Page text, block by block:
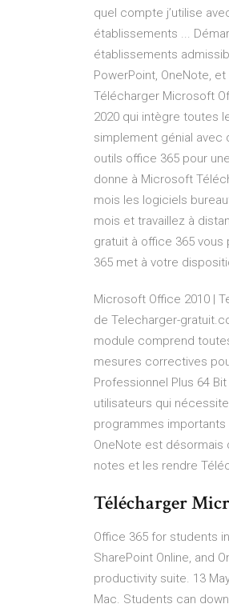
quel compte j’utilise
établissements ...
établissements
PowerPoint, OneNote,
Télécharger Microsoft
2020 qui intègre toutes
simplement génial
outils office 365 pour
donne à Microsoft
mois les logiciels
mois et travaillez à
gratuit à office 365
365 met à votre
Microsoft Office 2010 |
de Telecharger-
module comprend
mesures correctives
Professionnel Plus 64
utilisateurs qui
programmes importants
OneNote est
notes et les rendre
Télécharger
Office 365 for students
SharePoint Online, and
productivity suite. 13
Mac. Students can